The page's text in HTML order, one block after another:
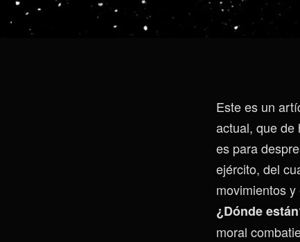
Este es un
actual, que de
es para
ejército, del
movimientos
¿Dónde
moral